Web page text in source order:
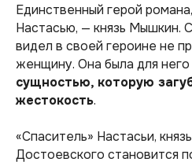
Единственный герой
Настасью, — князь Мышкин.
видел в своей героине не
женщину. Она была для него
сущностью, которую
жестокость.
«Спаситель» Настасьи,
Достоевского становится